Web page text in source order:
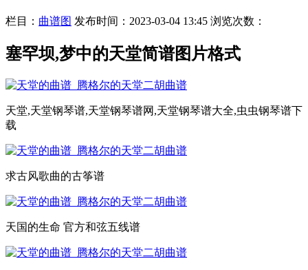
栏目： 曲谱图 发布时间：2023-03-04 13:45 浏览次数：
塞罕坝,梦中的天堂简谱图片格式
天堂,天堂钢琴谱,天堂钢琴谱网,天堂钢琴谱大全,虫虫钢琴谱下
载
求古风歌曲的古筝谱
天国的生命 官方和弦五线谱